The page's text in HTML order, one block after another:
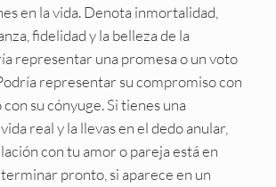
en la vida. Denota inmortalidad,
fidelidad y la belleza de la
representar una promesa o un voto
representar su compromiso con
su cónyuge. Si tienes una
real y la llevas en el dedo anular,
con tu amor o pareja está en
pronto, si aparece en un